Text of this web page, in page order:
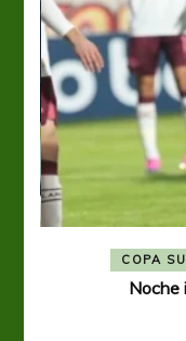
COPA
Noche